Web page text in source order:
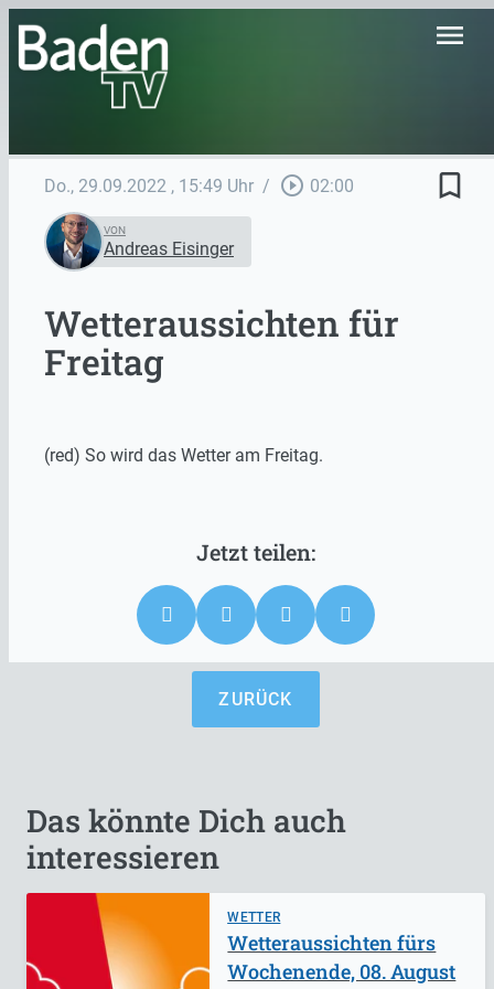
menu
Do., 29.09.2022 , 15:49 Uhr / play_circle_outline 02:00 bookmark_border
VON
Andreas Eisinger
Wetteraussichten für
Freitag
(red) So wird das Wetter am Freitag.
ZURÜCK
Das könnte Dich auch
interessieren
WETTER
Wetteraussichten fürs
Wochenende, 08. August